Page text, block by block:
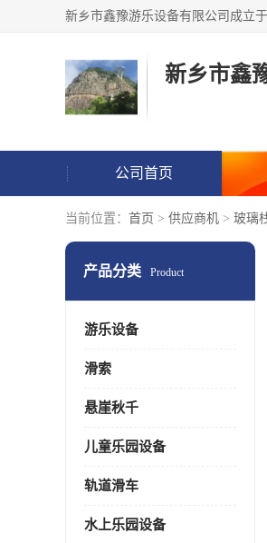
新乡市鑫
公司首页
当前位置： 首页 > 供应商机 > 玻璃
产品分类 Product
游乐设备
滑索
悬崖秋千
儿童乐园设备
轨道滑车
水上乐园设备